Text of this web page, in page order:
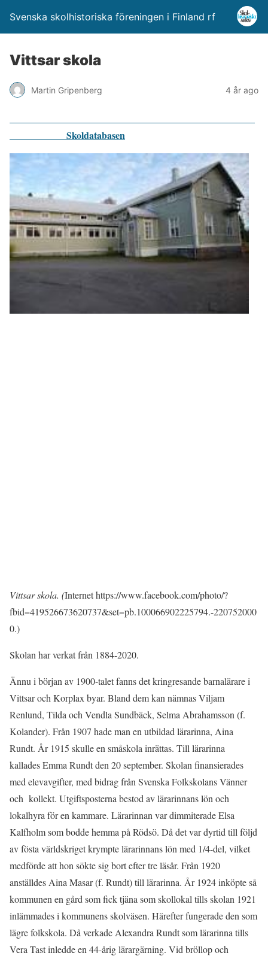
Svenska skolhistoriska föreningen i Finland rf
Vittsar skola
Martin Gripenberg 4 år ago
Skoldatabasen
Vittsar skola. (Internet https://www.facebook.com/photo/?
fbid=419526673620737&set=pb.100066902225794.-220752000
0.)
Skolan har verkat från 1884-2020.
Ännu i början av 1900-talet fanns det kringresande barnalärare i
Vittsar och Korplax byar. Bland dem kan nämnas Viljam
Renlund, Tilda och Vendla Sundbäck, Selma Abrahamsson (f.
Kolander). Från 1907 hade man en utbildad lärarinna, Aina
Rundt. År 1915 skulle en småskola inrättas. Till lärarinna
kallades Emma Rundt den 20 september. Skolan finansierades
med elevavgifter, med bidrag från Svenska Folkskolans Vänner
och kollekt. Utgiftsposterna bestod av lärarinnans lön och
lokalhyra för en kammare. Lärarinnan var dimmiterade Elsa
Kalfholm som bodde hemma på Rödsö. Då det var dyrtid till följd
av fösta världskriget krympte lärarinnans lön med 1/4-del, vilket
medförde att hon sökte sig bort efter tre läsår. Från 1920
anställdes Aina Masar (f. Rundt) till lärarinna. År 1924 inköpte så
kommunen en gård som fick tjäna som skollokal tills skolan 1921
inlämmades i kommunens skolväsen. Härefter fungerade den som
lägre folkskola. Då verkade Alexandra Rundt som lärarinna tills
Vera Tast inledde en 44-årig lärargärning. Vid bröllop och